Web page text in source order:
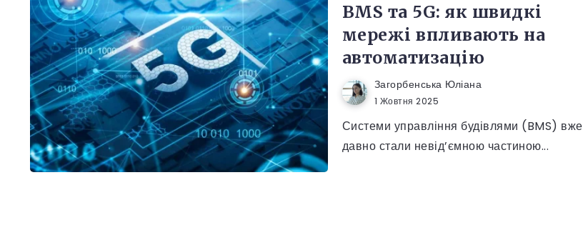
BMS та 5G: як швидкі
мережі впливають на
автоматизацію
Загорбенська Юліана
1 Жовтня 2025
Системи управління будівлями (BMS) вже
давно стали невід’ємною частиною...